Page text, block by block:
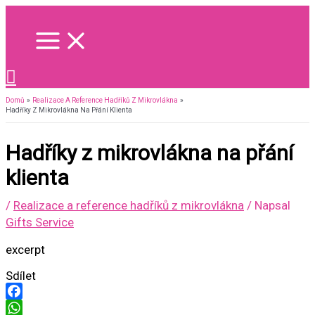
obsah
Hledat
Domů
Realizace A Reference Hadříků Z Mikrovlákna
Hadříky Z Mikrovlákna Na Přání Klienta
Hadříky z mikrovlákna na přání
klienta
/ Realizace a reference hadříků z mikrovlákna / Napsal
Gifts Service
excerpt
Sdílet
Facebook